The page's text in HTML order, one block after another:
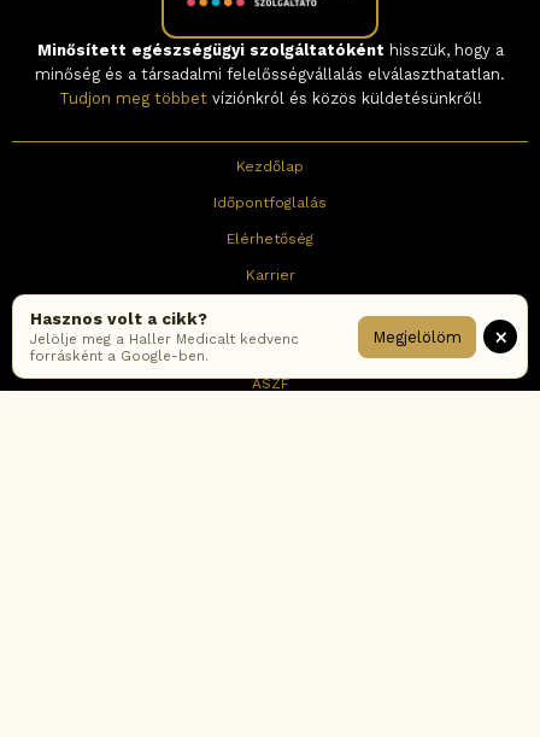
×
Hasznos volt a cikk?
Jelölje meg a Haller Medicalt kedvenc
forrásként a Google-ben.
Megjelölöm
Minősített egészségügyi szolgáltatóként hisszük, hogy a
minőség és a társadalmi felelősségvállalás elválaszthatatlan.
Tudjon meg többetvíziónkról és közös küldetésünkről!
Kezdőlap
Időpontfoglalás
Elérhetőség
Karrier
Hírlevél feliratkozás
Impresszum
ÁSZF